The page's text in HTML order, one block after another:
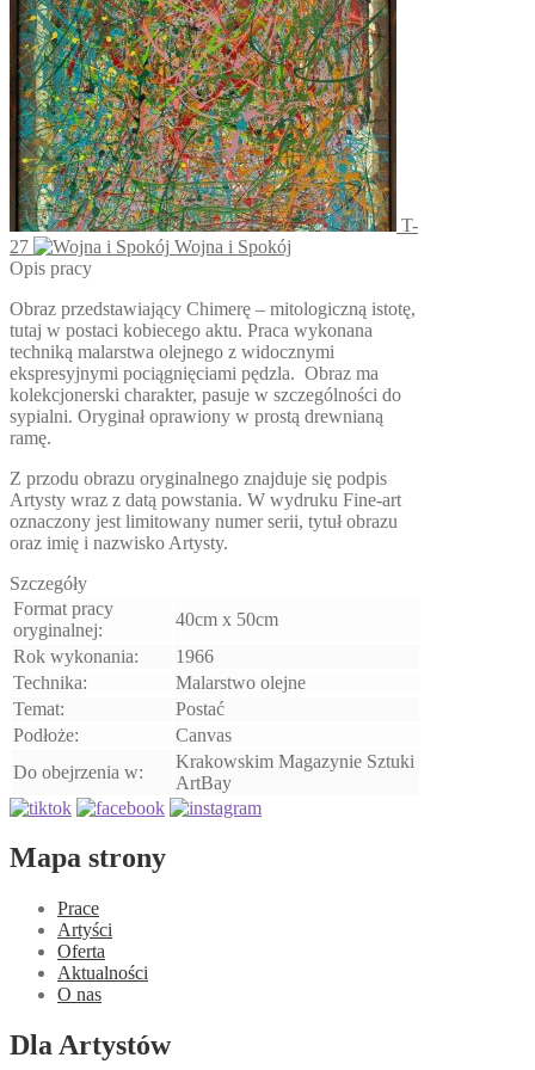
stronie
produktu
T-
27
Wojna i Spokój
Opis pracy
Obraz przedstawiający Chimerę – mitologiczną istotę,
tutaj w postaci kobiecego aktu. Praca wykonana
techniką malarstwa olejnego z widocznymi
ekspresyjnymi pociągnięciami pędzla. Obraz ma
kolekcjonerski charakter, pasuje w szczególności do
sypialni. Oryginał oprawiony w prostą drewnianą
ramę.
Z przodu obrazu oryginalnego znajduje się podpis
Artysty wraz z datą powstania. W wydruku Fine-art
oznaczony jest limitowany numer serii, tytuł obrazu
oraz imię i nazwisko Artysty.
Szczegóły
Format pracy
oryginalnej:
40cm x 50cm
Rok wykonania:
1966
Technika:
Malarstwo olejne
Temat:
Postać
Podłoże:
Canvas
Do obejrzenia w:
Krakowskim Magazynie Sztuki
ArtBay
Mapa strony
Prace
Artyści
Oferta
Aktualności
O nas
Dla Artystów